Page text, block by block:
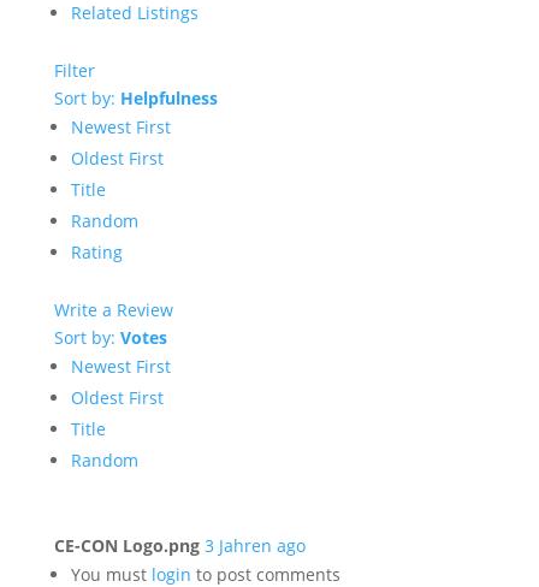
Related Listings
Filter
Sort by: Helpfulness
Newest First
Oldest First
Title
Random
Rating
Write a Review
Sort by: Votes
Newest First
Oldest First
Title
Random
CE-CON Logo.png 3 Jahren ago
You must login to post comments